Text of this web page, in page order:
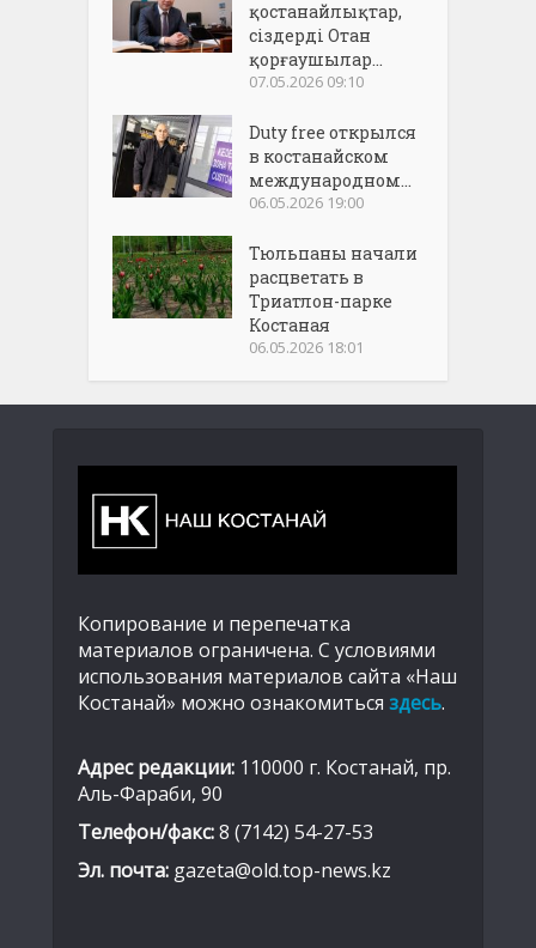
қостанайлықтар,
сіздерді Отан
қорғаушылар...
07.05.2026 09:10
Duty free открылся
в костанайском
международном...
06.05.2026 19:00
Тюльпаны начали
расцветать в
Триатлон-парке
Костаная
06.05.2026 18:01
Копирование и перепечатка
материалов ограничена. С условиями
использования материалов сайта «Наш
Костанай» можно ознакомиться здесь.
Адрес редакции: 110000 г. Костанай, пр.
Аль-Фараби, 90
Телефон/факс:8 (7142) 54-27-53
Эл. почта: gazeta@old.top-news.kz